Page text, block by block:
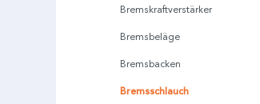
Bremskraftverstärker
Bremsbeläge
Bremsbacken
Bremsschlauch